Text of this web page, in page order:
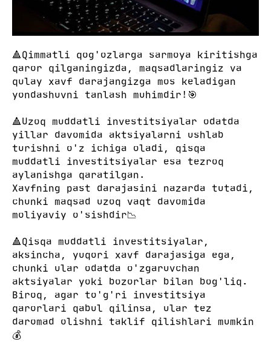
🔺Qimmatli qog'ozlarga sarmoya kiritishga
qaror qilganingizda, maqsadlaringiz va
qulay xavf darajangizga mos keladigan
yondashuvni tanlash muhimdir!🎯
🔺Uzoq muddatli investitsiyalar odatda
yillar davomida aktsiyalarni ushlab
turishni o'z ichiga oladi, qisqa
muddatli investitsiyalar esa tezroq
aylanishga qaratilgan.
Хavfning past darajasini nazarda tutadi,
chunki maqsad uzoq vaqt davomida
moliyaviy o'sishdir📉
🔺Qisqa muddatli investitsiyalar,
aksincha, yuqori xavf darajasiga ega,
chunki ular odatda o'zgaruvchan
aktsiyalar yoki bozorlar bilan bog'liq.
Biroq, agar to'g'ri investitsiya
qarorlari qabul qilinsa, ular tez
daromad olishni taklif qilishlari mumkin
💰